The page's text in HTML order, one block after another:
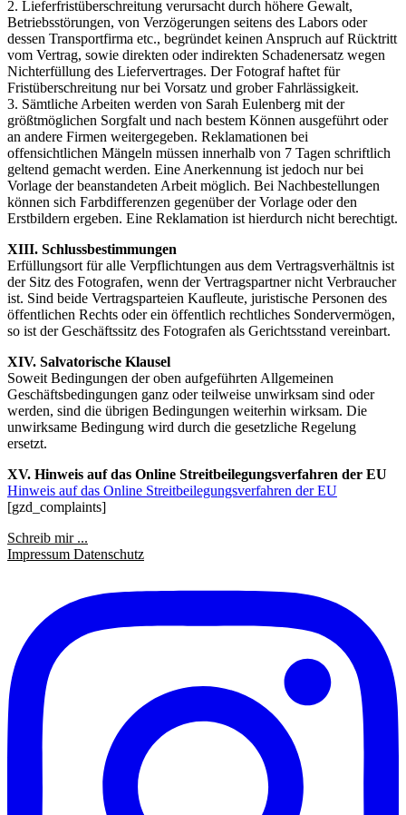
2. Lieferfristüberschreitung verursacht durch höhere Gewalt,
Betriebsstörungen, von Verzögerungen seitens des Labors oder
dessen Transportfirma etc., begründet keinen Anspruch auf Rücktritt
vom Vertrag, sowie direkten oder indirekten Schadenersatz wegen
Nichterfüllung des Liefervertrages. Der Fotograf haftet für
Fristüberschreitung nur bei Vorsatz und grober Fahrlässigkeit.
3. Sämtliche Arbeiten werden von Sarah Eulenberg mit der
größtmöglichen Sorgfalt und nach bestem Können ausgeführt oder
an andere Firmen weitergegeben. Reklamationen bei
offensichtlichen Mängeln müssen innerhalb von 7 Tagen schriftlich
geltend gemacht werden. Eine Anerkennung ist jedoch nur bei
Vorlage der beanstandeten Arbeit möglich. Bei Nachbestellungen
können sich Farbdifferenzen gegenüber der Vorlage oder den
Erstbildern ergeben. Eine Reklamation ist hierdurch nicht berechtigt.
XIII. Schlussbestimmungen
Erfüllungsort für alle Verpflichtungen aus dem Vertragsverhältnis ist
der Sitz des Fotografen, wenn der Vertragspartner nicht Verbraucher
ist. Sind beide Vertragsparteien Kaufleute, juristische Personen des
öffentlichen Rechts oder ein öffentlich rechtliches Sondervermögen,
so ist der Geschäftssitz des Fotografen als Gerichtsstand vereinbart.
XIV. Salvatorische Klausel
Soweit Bedingungen der oben aufgeführten Allgemeinen
Geschäftsbedingungen ganz oder teilweise unwirksam sind oder
werden, sind die übrigen Bedingungen weiterhin wirksam. Die
unwirksame Bedingung wird durch die gesetzliche Regelung
ersetzt.
XV. Hinweis auf das Online Streitbeilegungsverfahren der EU
Hinweis auf das Online Streitbeilegungsverfahren der EU
[gzd_complaints]
Schreib mir ...
Impressum Datenschutz